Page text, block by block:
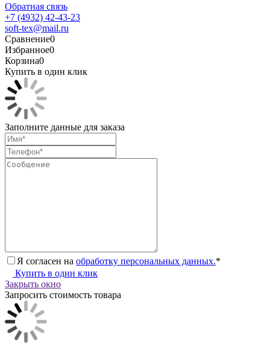
Обратная связь
+7 (4932) 42-43-23
soft-tex@mail.ru
Сравнение0
Избранное0
Корзина0
Купить в один клик
Заполните данные для заказа
Я согласен на обработку персональных данных.*
Купить в один клик
Закрыть окно
Запросить стоимость товара